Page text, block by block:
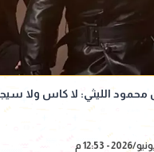
محمود الليثي: لا كاس ولا